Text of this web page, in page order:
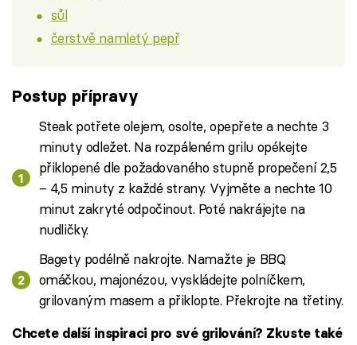
sůl
čerstvě namletý pepř
Postup přípravy
Steak potřete olejem, osolte, opepřete a nechte 3
minuty odležet. Na rozpáleném grilu opékejte
přiklopené dle požadovaného stupně propečení 2,5
– 4,5 minuty z každé strany. Vyjměte a nechte 10
minut zakryté odpočinout. Poté nakrájejte na
nudličky.
Bagety podélně nakrojte. Namažte je BBQ
omáčkou, majonézou, vyskládejte polníčkem,
grilovaným masem a přiklopte. Překrojte na třetiny.
Chcete další inspiraci pro své grilování? Zkuste také